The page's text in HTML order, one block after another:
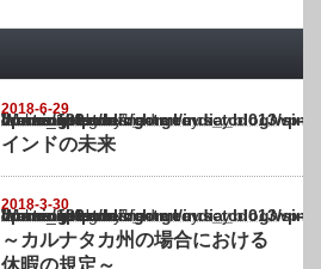
2018-6-29
Warning
: Undefined array key "show_category" in
/home/netst/kuno-cpa.co.jp/public_html/india_blog/wp-content/themes/
on line183
インドの未来
2018-3-30
Warning
: Undefined array key "show_category" in
/home/netst/kuno-cpa.co.jp/public_html/india_blog/wp-content/themes/
on line183
～カルナタカ州の場合における